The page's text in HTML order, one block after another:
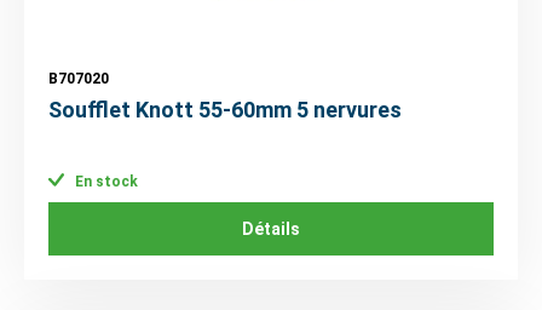
B707020
Soufflet Knott 55-60mm 5 nervures
En stock
Détails